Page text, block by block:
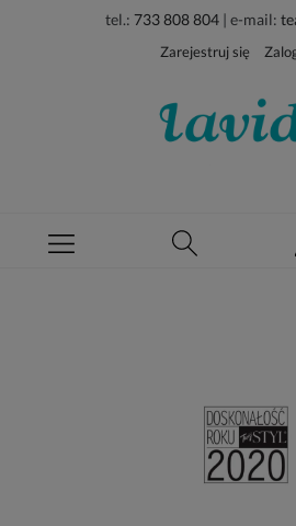
tel.: 733 808 804 | e-mail:
Zarejestruj się